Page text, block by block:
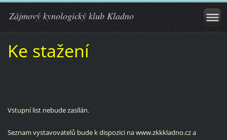
Zájmový kynologický klub Kladno
Ke stažení
Vstupní list nebude zasílán.
Seznam vystavovatelů bude k dispozici na www.zkkkladno.cz a